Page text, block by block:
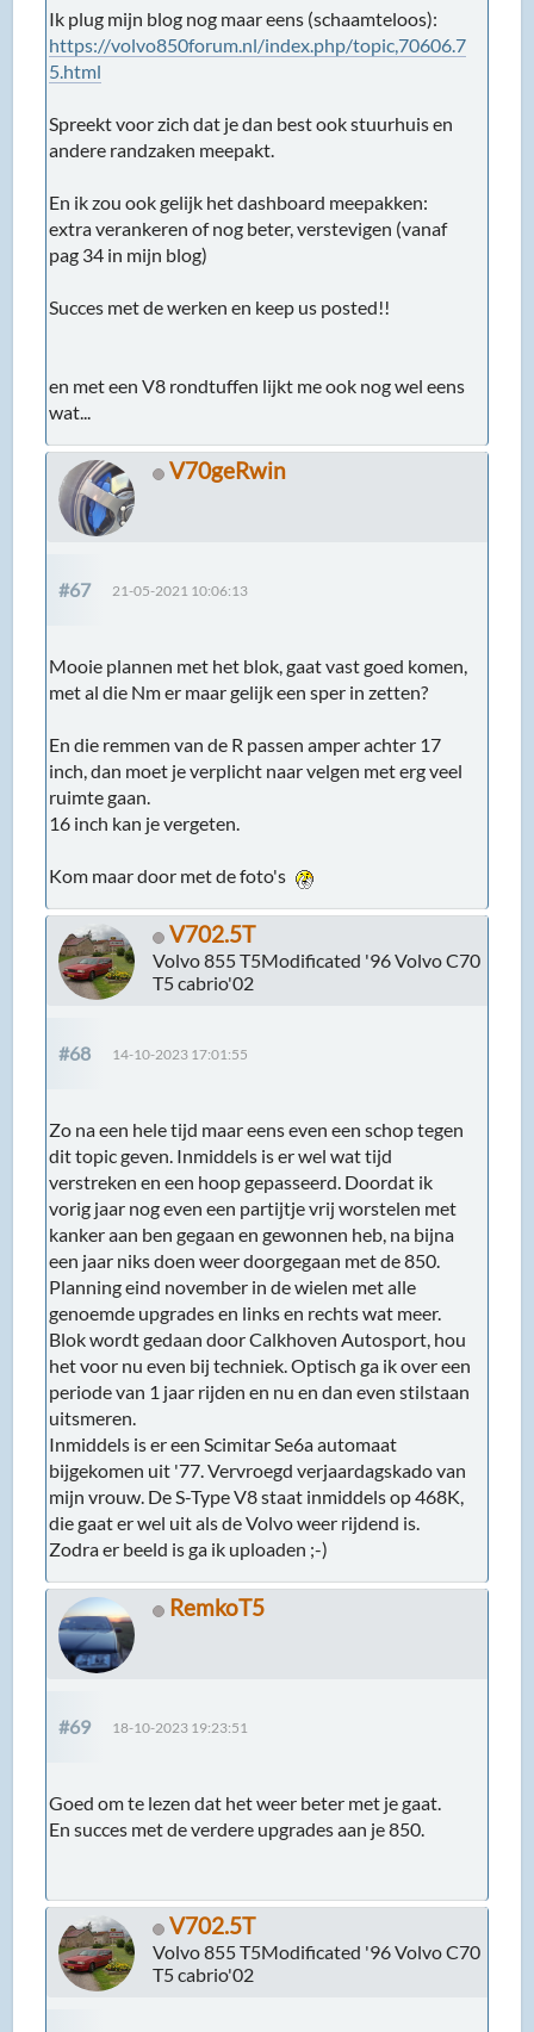
Ik plug mijn blog nog maar eens (schaamteloos):
https://volvo850forum.nl/index.php/topic,70606.7
5.html
Spreekt voor zich dat je dan best ook stuurhuis en
andere randzaken meepakt.
En ik zou ook gelijk het dashboard meepakken:
extra verankeren of nog beter, verstevigen (vanaf
pag 34 in mijn blog)
Succes met de werken en keep us posted!!
en met een V8 rondtuffen lijkt me ook nog wel eens
wat...
V70geRwin
#67 21-05-2021 10:06:13
Mooie plannen met het blok, gaat vast goed komen,
met al die Nm er maar gelijk een sper in zetten?
En die remmen van de R passen amper achter 17
inch, dan moet je verplicht naar velgen met erg veel
ruimte gaan.
16 inch kan je vergeten.
Kom maar door met de foto's
V702.5T
Volvo 855 T5Modificated '96 Volvo C70
T5 cabrio'02
#68 14-10-2023 17:01:55
Zo na een hele tijd maar eens even een schop tegen
dit topic geven. Inmiddels is er wel wat tijd
verstreken en een hoop gepasseerd. Doordat ik
vorig jaar nog even een partijtje vrij worstelen met
kanker aan ben gegaan en gewonnen heb, na bijna
een jaar niks doen weer doorgegaan met de 850.
Planning eind november in de wielen met alle
genoemde upgrades en links en rechts wat meer.
Blok wordt gedaan door Calkhoven Autosport, hou
het voor nu even bij techniek. Optisch ga ik over een
periode van 1 jaar rijden en nu en dan even stilstaan
uitsmeren.
Inmiddels is er een Scimitar Se6a automaat
bijgekomen uit '77. Vervroegd verjaardagskado van
mijn vrouw. De S-Type V8 staat inmiddels op 468K,
die gaat er wel uit als de Volvo weer rijdend is.
Zodra er beeld is ga ik uploaden ;-)
RemkoT5
#69 18-10-2023 19:23:51
Goed om te lezen dat het weer beter met je gaat.
En succes met de verdere upgrades aan je 850.
V702.5T
Volvo 855 T5Modificated '96 Volvo C70
T5 cabrio'02